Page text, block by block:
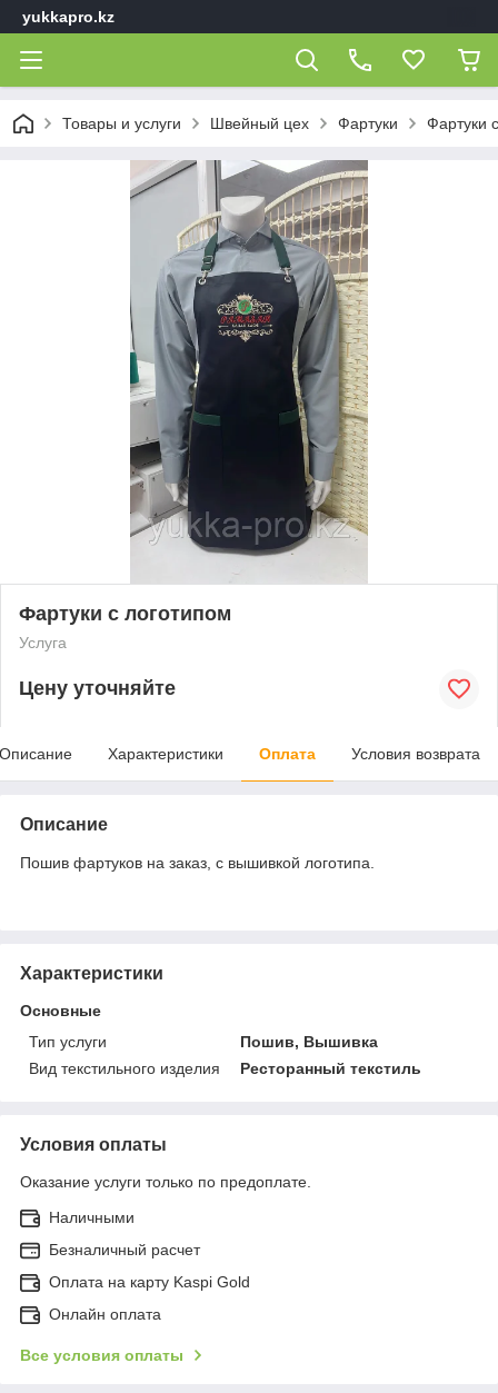
yukkapro.kz
Товары и услуги Швейный цех Фартуки Фартуки
Фартуки с логотипом
Услуга
Цену уточняйте
Описание Характеристики Оплата Условия возврата
Описание
Пошив фартуков на заказ, с вышивкой логотипа.
Характеристики
Основные
Тип услуги
Пошив, Вышивка
Вид текстильного изделия
Ресторанный текстиль
Условия оплаты
Оказание услуги только по предоплате.
Наличными
Безналичный расчет
Оплата на карту Kaspi Gold
Онлайн оплата
Все условия оплаты